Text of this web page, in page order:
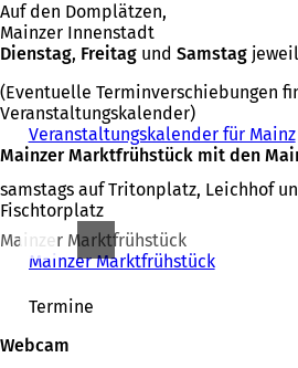
Auf den Domplätzen,
Mainzer Innenstadt
Dienstag, Freitag und Samstag
(Eventuelle Terminverschiebungen
Veranstaltungskalender)
Veranstaltungskalender für Mainz
Mainzer Marktfrühstück mit den
samstags auf Tritonplatz, Leichhof
Fischtorplatz
Mainzer Marktfrühstück
Mainzer Marktfrühstück
Termine
Webcam